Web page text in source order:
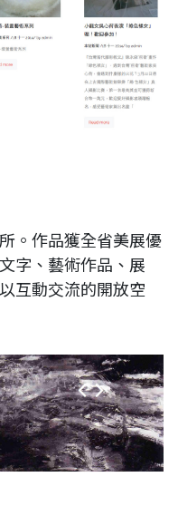
。作品獲全省美展優
字、藝術作品、展
互動交流的開放空